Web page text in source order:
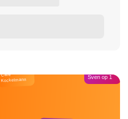
Café
Kockelmann Sven op 1